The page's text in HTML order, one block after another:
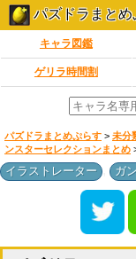
パズドラまとめ
キャラ図鑑
ゲリラ時間割
パズドラまとめぷらす > 未分
ンスターセレクションまとめ
イラストレーター ガ